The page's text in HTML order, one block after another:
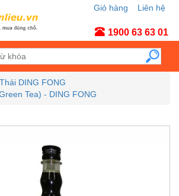
Liên hệ
Giỏ hàng
1900 63 63 01
DING FONG
Tea) - DING FONG